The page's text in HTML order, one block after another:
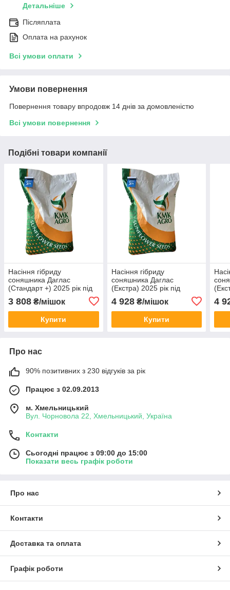
Детальніше
Післяплата
Оплата на рахунок
Всі умови оплати
Умови повернення
Повернення товару впродовж 14 днів за домовленістю
Всі умови повернення
Подібні товари компанії
Насіння гібриду
соняшника Даглас
(Стандарт +) 2025 рік під
Олія 50%"KMK Agro",
Україна
3 808 ₴/мішок
Купити
Насіння гібриду
соняшника Даглас
(Екстра) 2025 рік під
Олія 50%"KMK Agro",
Україна
4 928₴/мішок
Купити
50%
4
Про нас
90% позитивних з 230 відгуків за рік
Працює з 02.09.2013
м. Хмельницький
Вул. Чорновола 22, Хмельницький, Україна
Контакти
Сьогодні працює з 09:00 до 15:00
Показати весь графік роботи
Про нас
Контакти
Доставка та оплата
Графік роботи